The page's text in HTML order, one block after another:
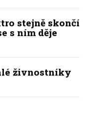
stejně skončí
s ním děje
živnostníky